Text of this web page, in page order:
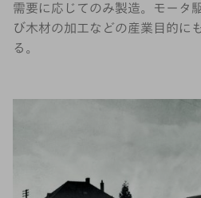
需要に応じてのみ製造。モータ
び木材の加工などの産業目的に
る。